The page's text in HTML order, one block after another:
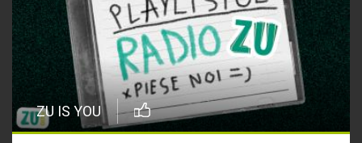
ZU IS YOU